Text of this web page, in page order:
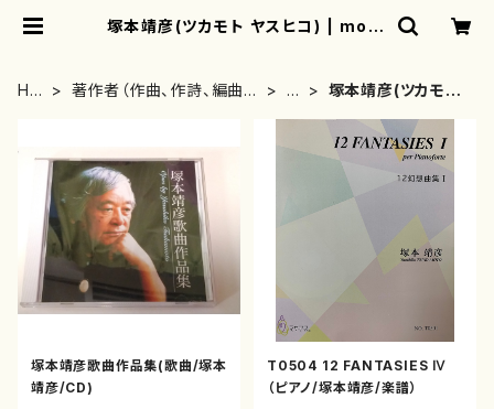
塚本靖彦(ツカモト ヤスヒコ) | moth
HO
著作者（作曲、作詩、編曲、
た
塚本靖彦(ツカモト
塚本靖彦歌曲作品集(歌曲/塚本
靖彦/CD)
T0504 12 FANTASIES Ⅳ
（ピアノ/塚本靖彦/楽譜）